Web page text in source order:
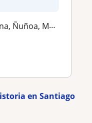
Providencia
en Santiago